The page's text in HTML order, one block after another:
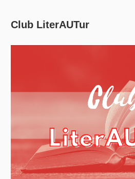
Club LiterAUTur